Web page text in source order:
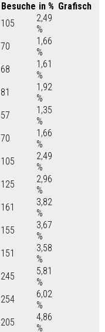
Besuche in % Grafisch
105
2,49
%
70
1,66
%
68
1,61
%
81
1,92
%
57
1,35
%
70
1,66
%
105
2,49
%
125
2,96
%
161
3,82
%
155
3,67
%
151
3,58
%
245
5,81
%
254
6,02
%
205
4,86
%